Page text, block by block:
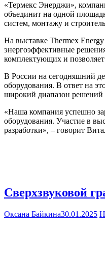
«Термекс Энерджи»,
объединит на одной
систем, монтажу и
На выставке Thermex
энергоэффективные
комплектующих и
В России на сегодняшний
оборудования. В ответ на
широкий диапазон решений
«Наша компания успешно
оборудования. Участие в
разработки», – говорит
Сверхзвуковой
Оксана Байкина30.01.2025